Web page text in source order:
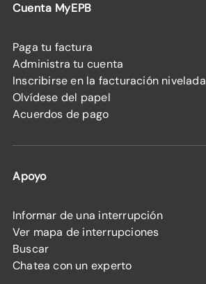
Cuenta MyEPB
Paga tu factura
Administra tu cuenta
Inscribirse en la facturación nivelada
Olvídese del papel
Acuerdos de pago
Apoyo
Informar de una interrupción
Ver mapa de interrupciones
Buscar
Chatea con un experto